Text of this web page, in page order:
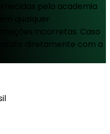
pela academia
qualquer
incorretas. Caso
diretamente com a